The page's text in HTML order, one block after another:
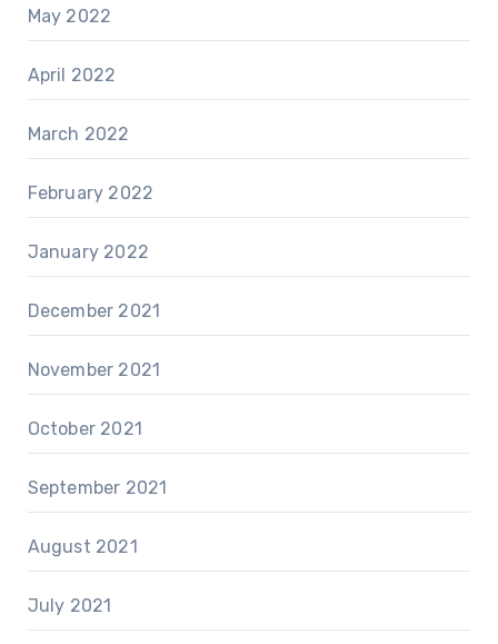
May 2022
April 2022
March 2022
February 2022
January 2022
December 2021
November 2021
October 2021
September 2021
August 2021
July 2021